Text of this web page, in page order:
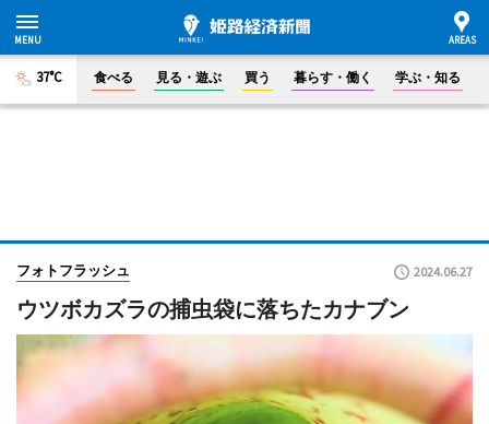
37°C 食べる 見る・遊ぶ 買う 暮らす・働く 学ぶ・知る
フォトフラッシュ 2024.06.27
ウツボカズラの捕虫袋に落ちたカナブン